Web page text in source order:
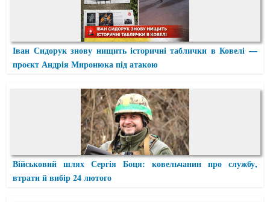
Іван Сидорук знову нищить історичні таблички в Ковелі —
проєкт Андрія Миронюка під атакою
Військовий шлях Сергія Боця: ковельчанин про службу,
втрати й вибір 24 лютого